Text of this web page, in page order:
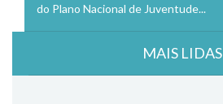
do Plano Nacional de Juventude...
MAIS LIDAS